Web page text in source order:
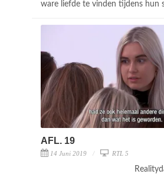
ware liefde te vinden tijdens hun
AFL. 19
14 Juni 2019 RTL 5